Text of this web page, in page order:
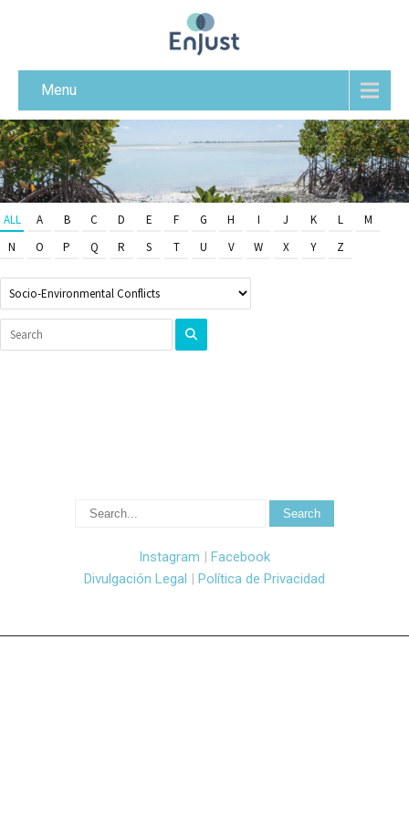
Menu
ALL A B C D E F G H I J K L
M
N
O P Q R S T U V W X Y Z
Instagram | Facebook
Divulgación Legal | Política de Privacidad